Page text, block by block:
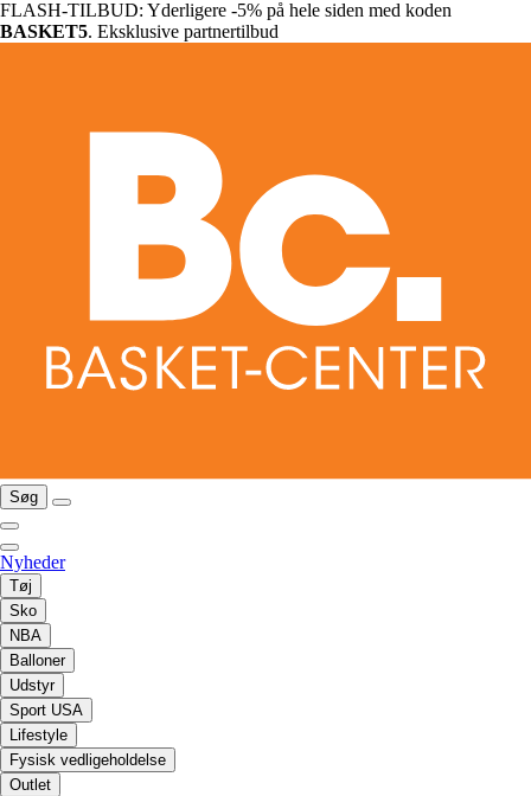
FLASH-TILBUD: Yderligere -5% på hele siden med koden
BASKET5. Eksklusive partnertilbud
Søg
Nyheder
Tøj
Sko
NBA
Balloner
Udstyr
Sport USA
Lifestyle
Fysisk vedligeholdelse
Outlet